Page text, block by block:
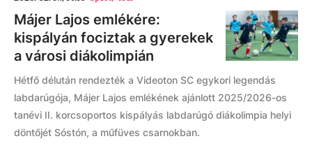
Májer Lajos emlékére:
kispályán fociztak a gyerekek
a városi diákolimpián
Hétfő délután rendezték a Videoton SC egykori legendás
labdarúgója, Májer Lajos emlékének ajánlott 2025/2026-os
tanévi II. korcsoportos kispályás labdarúgó diákolimpia helyi
döntőjét Sóstón, a műfüves csarnokban.